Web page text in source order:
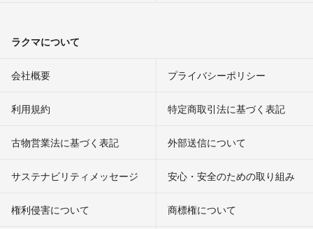
ラクマについて
会社概要 プライバシーポリシー
利用規約 特定商取引法に基づく表記
古物営業法に基づく表記 外部送信について
サステナビリティメッセージ 安心・安全のための取り組み
権利侵害について
商標権について